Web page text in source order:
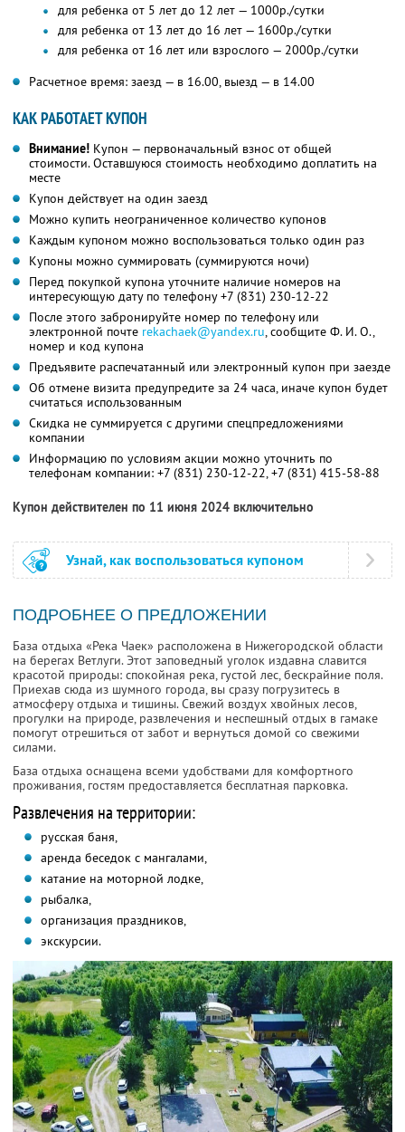
для ребенка от 5 лет до 12 лет — 1000р./сутки
для ребенка от 13 лет до 16 лет — 1600р./сутки
для ребенка от 16 лет или взрослого — 2000р./сутки
Расчетное время: заезд — в 16.00, выезд — в 14.00
КАК РАБОТАЕТ КУПОН
Внимание! Купон — первоначальный взнос от общей
стоимости. Оставшуюся стоимость необходимо доплатить на
месте
Купон действует на один заезд
Можно купить неограниченное количество купонов
Каждым купоном можно воспользоваться только один раз
Купоны можно суммировать (суммируются ночи)
Перед покупкой купона уточните наличие номеров на
интересующую дату по телефону +7 (831) 230-12-22
После этого забронируйте номер по телефону или
электронной почте rekachaek@yandex.ru, сообщите Ф. И. О.,
номер и код купона
Предъявите распечатанный или электронный купон при заезде
Об отмене визита предупредите за 24 часа, иначе купон будет
считаться использованным
Скидка не суммируется с другими спецпредложениями
компании
Информацию по условиям акции можно уточнить по
телефонам компании: +7 (831) 230-12-22, +7 (831) 415-58-88
Купон действителен по 11 июня 2024 включительно
Узнай, как воспользоваться купоном
ПОДРОБНЕЕ О ПРЕДЛОЖЕНИИ
База отдыха «Река Чаек» расположена в Нижегородской области
на берегах Ветлуги. Этот заповедный уголок издавна славится
красотой природы: спокойная река, густой лес, бескрайние поля.
Приехав сюда из шумного города, вы сразу погрузитесь в
атмосферу отдыха и тишины. Свежий воздух хвойных лесов,
прогулки на природе, развлечения и неспешный отдых в гамаке
помогут отрешиться от забот и вернуться домой со свежими
силами.
База отдыха оснащена всеми удобствами для комфортного
проживания, гостям предоставляется бесплатная парковка.
Развлечения на территории:
русская баня,
аренда беседок с мангалами,
катание на моторной лодке,
рыбалка,
организация праздников,
экскурсии.